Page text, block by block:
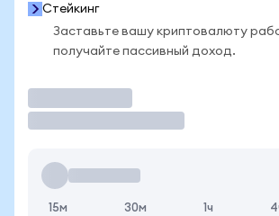
Стейкинг
Заставьте вашу криптовалюту
получайте пассивный доход.
15м 30м 1ч